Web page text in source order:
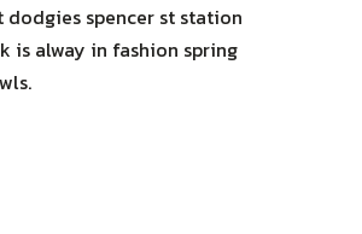
spencer st station
is alway in fashion spring